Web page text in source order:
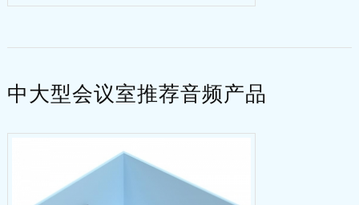
中大型会议室推荐音频产品